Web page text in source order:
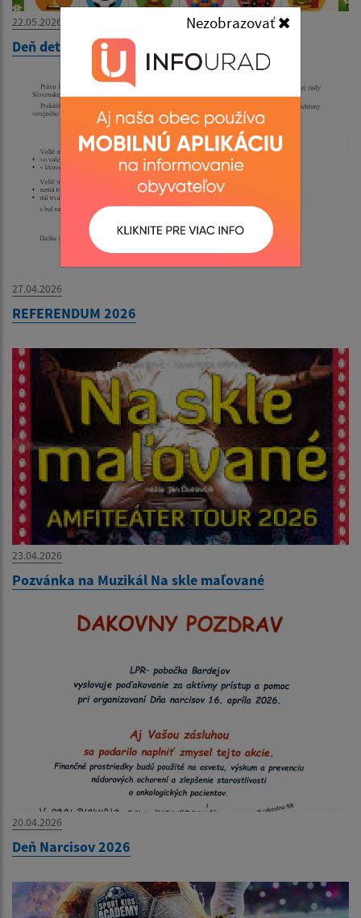
Nezobrazovať
22.05.2026
Deň detí 2026
27.04.2026
REFERENDUM 2026
23.04.2026
Pozvánka na Muzikál Na skle maľované
20.04.2026
Deň Narcisov 2026